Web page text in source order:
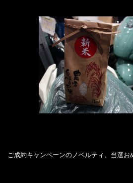
ご成約キャンペーンのノベルティ、当選お